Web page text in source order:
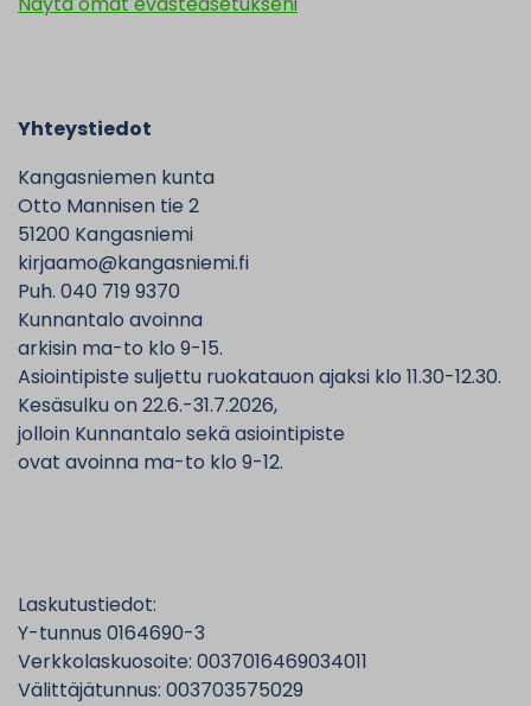
Yhteystiedot
Kangasniemen kunta
Otto Mannisen tie 2
51200 Kangasniemi
kirjaamo@kangasniemi.fi
Puh. 040 719 9370
Kunnantalo avoinna
arkisin ma-to klo 9-15.
Asiointipiste suljettu ruokatauon ajaksi klo 11.30-12.30.
Kesäsulku on 22.6.-31.7.2026,
jolloin Kunnantalo sekä asiointipiste
ovat avoinna ma-to klo 9-12.
Laskutustiedot:
Y-tunnus 0164690-3
Verkkolaskuosoite: 0037016469034011
Välittäjätunnus: 003703575029